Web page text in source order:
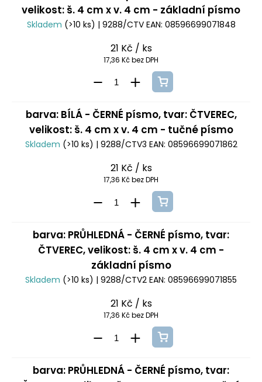
velikost: š. 4 cm x v. 4 cm - základní písmo
Skladem (>10 ks) | 9288/CTV EAN: 08596699071848
21 Kč / ks
17,36 Kč bez DPH
barva: BÍLÁ - ČERNÉ písmo, tvar: ČTVEREC,
velikost: š. 4 cm x v. 4 cm - tučné písmo
Skladem (>10 ks) | 9288/CTV3 EAN: 08596699071862
21 Kč / ks
17,36 Kč bez DPH
barva: PRŮHLEDNÁ - ČERNÉ písmo, tvar:
ČTVEREC, velikost: š. 4 cm x v. 4 cm -
základní písmo
Skladem (>10 ks) | 9288/CTV2 EAN: 08596699071855
21 Kč / ks
17,36 Kč bez DPH
barva: PRŮHLEDNÁ - ČERNÉ písmo, tvar: